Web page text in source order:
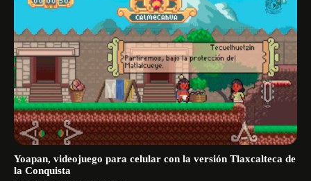
Yoapan, videojuego para celular con la versión Tlaxcalteca de
la Conquista